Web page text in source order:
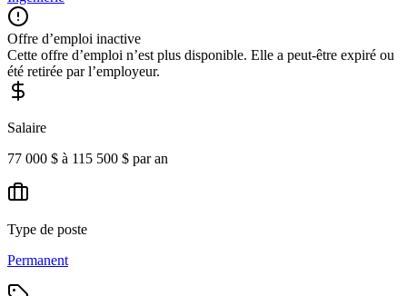
Offre d’emploi inactive
Cette offre d’emploi n’est plus disponible. Elle a peut-être expiré ou
été retirée par l’employeur.
Salaire
77 000 $ à 115 500 $ par an
Type de poste
Permanent